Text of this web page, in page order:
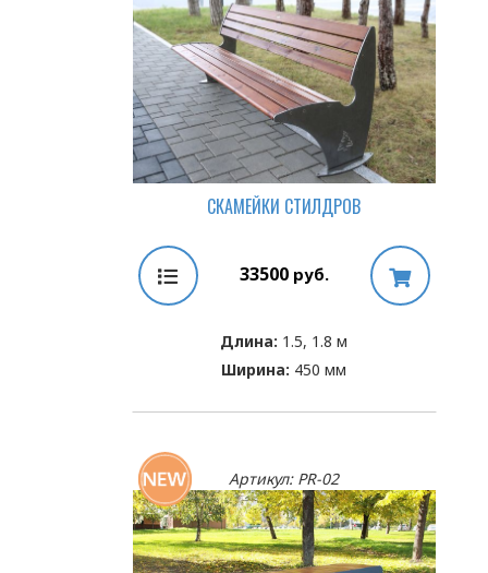
СКАМЕЙКИ СТИЛДРОВ
33500руб.
Длина: 1.5, 1.8 м
Ширина: 450 мм
Артикул: PR-02